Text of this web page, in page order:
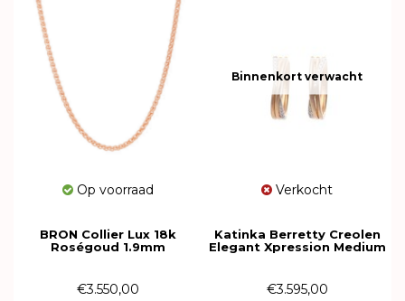
Op voorraad
BRON Collier Lux 18k
Roségoud 1.9mm
€3.550,00
Binnenkort verwacht
Verkocht
Katinka Berretty Creolen
Elegant Xpression Medium
€3.595,00